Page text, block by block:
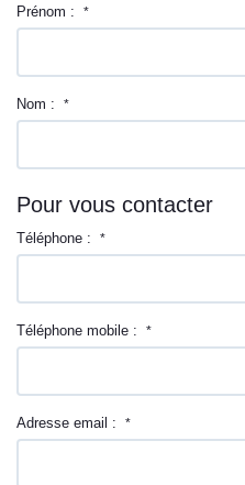
Prénom : *
Nom : *
Pour vous contacter
Téléphone : *
Téléphone mobile : *
Adresse email : *